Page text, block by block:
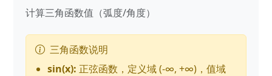
计算三角函数值（弧度/角度）
三角函数说明
sin(x): 正弦函数，定义域 (-∞, +∞)，值域